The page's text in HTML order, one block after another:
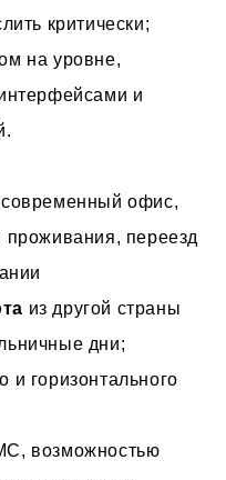
критически;
на уровне,
и
офис,
проживания, переезд
из другой страны
дни;
и горизонтального
возможностью